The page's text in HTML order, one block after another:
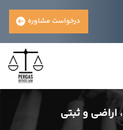
درخواست مشاوره
اراضی و ثبتی